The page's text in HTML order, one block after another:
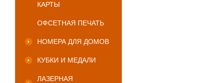
КАРТЫ
ОФСЕТНАЯ ПЕЧАТЬ
НОМЕРА ДЛЯ ДОМОВ
КУБКИ И МЕДАЛИ
ЛАЗЕРНАЯ